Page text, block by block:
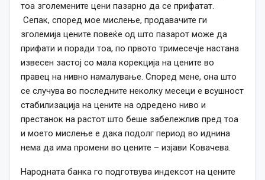
тоа зголемените цени пазарно да се прифатат.
Сепак, според мое мислење, продавачите ги
зголемија цените повеќе од што пазарот може да
прифати и поради тоа, по првото тримесечје настана
извесен застој со мала корекција на цените во
правец на нивно намалување. Според мене, она што
се случува во последните неколку месеци е всушност
стабилизација на цените на одредено ниво и
престанок на растот што беше забележлив пред тоа
и моето мислење е дака подолг период во иднина
нема да има промени во цените – изјави Ковачева.
Народната банка го подготвува индексот на цените